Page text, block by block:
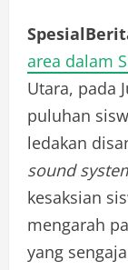
area dalam
Utara, pada
puluhan
ledakan
sound
kesaksian
mengarah
yang